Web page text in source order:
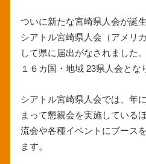
ついに新たな宮崎県人会が誕
シアトル宮崎県人会（アメリ
して県に届出がなされました
１６カ国・地域 23県人会とな
シアトル宮崎県人会では、年
まって懇親会を実施している
流会や各種イベントにブース
ます。